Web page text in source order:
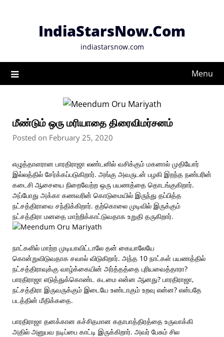
IndiaStarsNow.Com
indiastarsnow.com
Menu
மீண்டும் ஒரு மரியாதை திரைவிமர்சனம்
Posted on February 25, 2020
எழுத்தாளரான பாரதிராஜா லண்டனில் வசிக்கும் மகனால் முதியோர்
இல்லத்தில் சேர்க்கப்படுகிறார். அங்கு அவருடன் பழகி இறந்த நண்பரின்
கடைசி ஆசையை நிறைவேற்ற ஒரு பயணத்தை தொடங்குகிறார்.
அப்போது அக்கா கணவரின் கொடுமையில் இருந்து தப்பித்த
நட்சத்திராவை சந்திக்கிறார். தற்கொலை முடிவில் இருக்கும்
நட்சத்திரா மனதை மாற்றிக்காட்டுவதாக உறுதி தருகிறார்.
நாட்களில் மாற்ற முடியாவிட்டாலே தன் கையாலேயே
கொன்றுவிடுவதாக சவால் விடுகிறார். அந்த 10 நாட்கள் பயணத்தில்
நட்சத்திராவுக்கு வாழ்க்கையின் அர்த்தத்தை புரியவைத்தாரா?
பாரதிராஜா எடுத்துக்கொண்ட கடமை என்ன ஆனது? பாரதிராஜா,
நட்சத்திரா இருவருக்கும் இடையே உண்டாகும் உறவு என்ன? என்பதே
படத்தின் மீதிக்கதை.
பாரதிராஜா தனக்கான கச்சிதமான கதாபாத்திரத்தை உருவாக்கி
அதில் அனுபவ நடிப்பை காட்டி இருக்கிறார். அவர் பேசும் சில